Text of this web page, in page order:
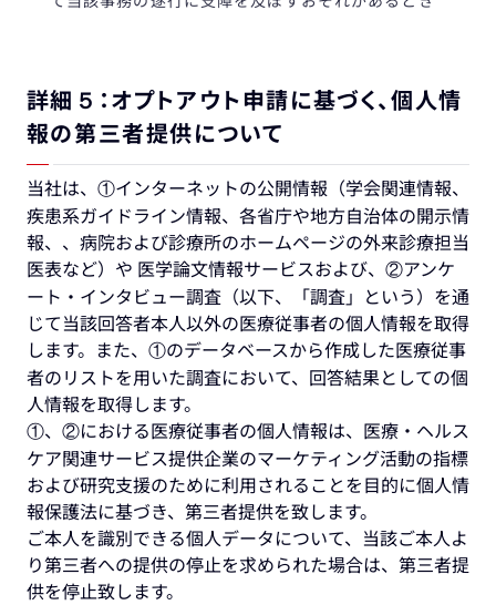
詳細５：オプトアウト申請に基づく、個人情
報の第三者提供について
当社は、①インターネットの公開情報（学会関連情報、
疾患系ガイドライン情報、各省庁や地方自治体の開示情
報、、病院および診療所のホームページの外来診療担当
医表など）や 医学論文情報サービスおよび、②アンケ
ート・インタビュー調査（以下、「調査」という）を通
じて当該回答者本人以外の医療従事者の個人情報を取得
します。また、①のデータベースから作成した医療従事
者のリストを用いた調査において、回答結果としての個
人情報を取得します。
①、②における医療従事者の個人情報は、医療・ヘルス
ケア関連サービス提供企業のマーケティング活動の指標
および研究支援のために利用されることを目的に個人情
報保護法に基づき、第三者提供を致します。
ご本人を識別できる個人データについて、当該ご本人よ
り第三者への提供の停止を求められた場合は、第三者提
供を停止致します。